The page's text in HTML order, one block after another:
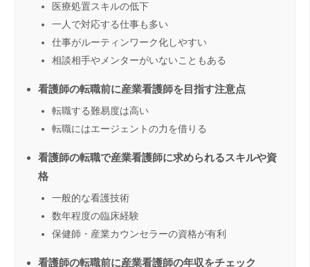
医療処置スキルの低下
一人で対応する仕事も多い
仕事がルーティンワーク化しやすい
相談相手やメンターがいないこともある
看護師の転職前に産業看護師を目指す注意点
転職する難易度は高い
転職にはエージェントの力を借りる
看護師の転職で産業看護師に求められるスキルや資
格
一般的な看護技術
数年程度の臨床経験
保健師・産業カウンセラーの資格が有利
看護師の転職前に産業看護師の年収をチェック